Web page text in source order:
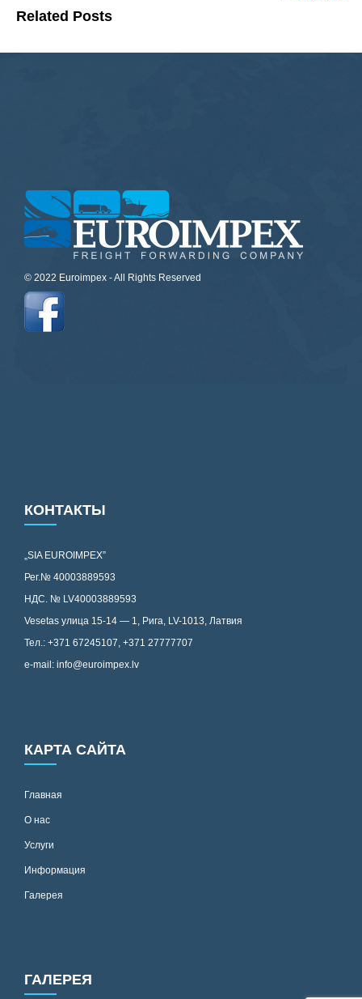
Related Posts
© 2022 Euroimpex - All Rights Reserved
КОНТАКТЫ
„SIA EUROIMPEX”
Рег.№ 40003889593
НДС. № LV40003889593
Vesetas улица 15-14 — 1, Рига, LV-1013, Латвия
Тел.: +371 67245107, +371 27777707
e-mail: info@euroimpex.lv
КАРТА САЙТА
Главная
О нас
Услуги
Информация
Галерея
ГАЛЕРЕЯ